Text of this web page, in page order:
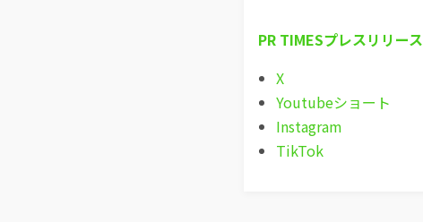
PR TIMESプレスリリース
X
Youtubeショート
Instagram
TikTok